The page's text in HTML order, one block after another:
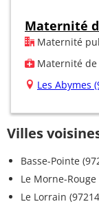
Maternité
Maternité
Maternité de
Les Abymes
Villes
Basse-Pointe
Le Morne-Rouge
Le Lorrain